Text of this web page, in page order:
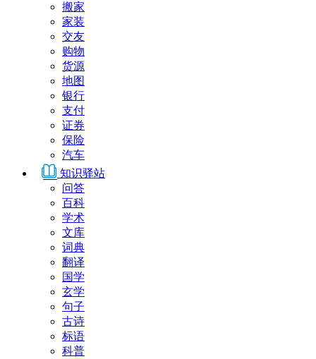
搬家
家装
交友
购物
货源
地图
银行
支付
证券
保险
汽车
知识驿站
问答
百科
学术
文库
词典
翻译
国学
玄学
句子
古诗
标语
科普